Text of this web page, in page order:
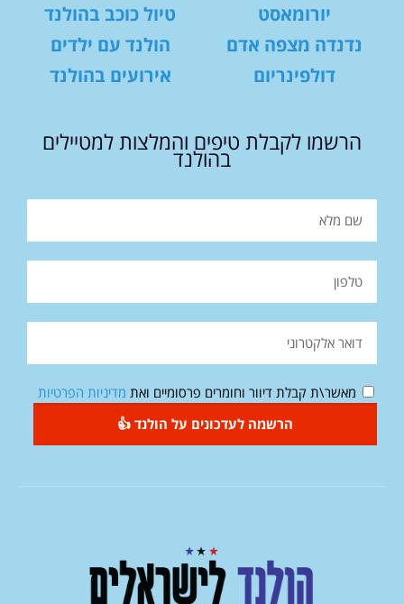
יורומאסט
נדנדה מצפה אדם
דולפינריום
טיול כוכב בהולנד
הולנד עם ילדים
אירועים בהולנד
הרשמו לקבלת טיפים והמלצות למטיילים
בהולנד
מאשר\ת קבלת דיוור וחומרים פרסומיים ואת מדיניות הפרטיות
הרשמה לעדכונים על הולנד 👍